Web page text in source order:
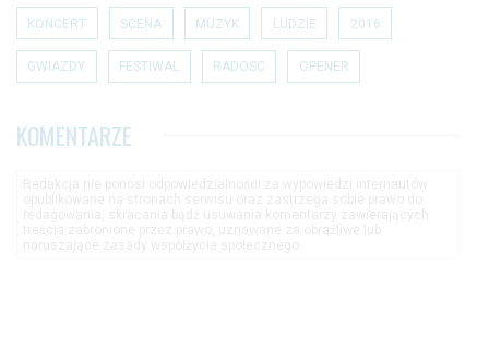
KONCERT SCENA MUZYK LUDZIE 2016
GWIAZDY FESTIWAL RADOSC OPENER
KOMENTARZE